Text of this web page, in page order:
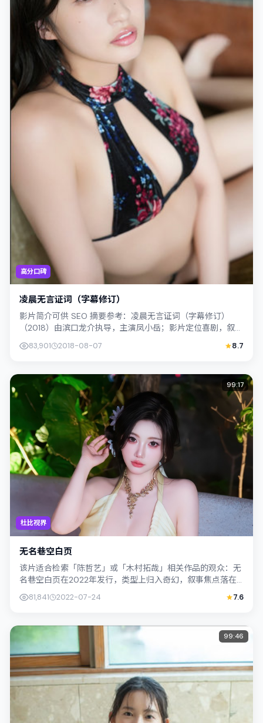
高分口碑
凌晨无言证词（字幕修订）
影片简介可供 SEO 摘要参考：凌晨无言证词（字幕修订）
（2018）由滨口龙介执导，主演凤小岳；影片定位喜剧，叙事
83,901 2018-08-07 8.7
杜比视界
99:17
无名巷空白页
该片适合检索「陈哲艺」或「木村拓哉」相关作品的观众：无
名巷空白页在2022年发行，类型上归入奇幻，叙事焦点落在
家庭与社会的交错地带；配角层次丰富...
81,841 2022-07-24 7.6
99:46